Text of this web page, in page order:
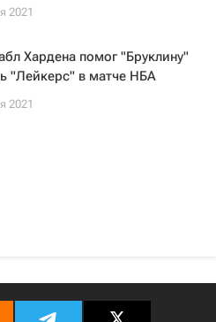
2021
Хардена помог "Бруклину"
"Лейкерс" в матче НБА
2021